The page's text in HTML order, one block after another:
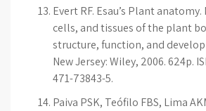
Evert RF. Esau’s Plant
cells, and tissues of the plant
structure, function, and
New Jersey: Wiley, 2006. 624p.
471-73843-5.
Paiva PSK, Teófilo FBS, Lima